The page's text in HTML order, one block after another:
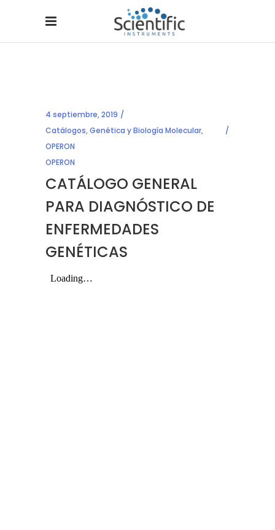
4 septiembre, 2019
Catálogos,Genética y Biología Molecular,
OPERON
OPERON
CATÁLOGO GENERAL
PARA DIAGNÓSTICO DE
ENFERMEDADES
GENÉTICAS